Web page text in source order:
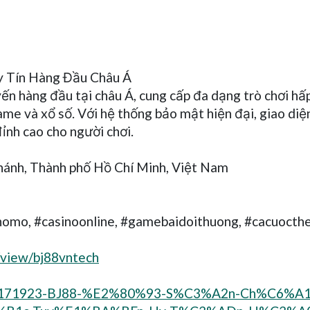
Tín Hàng Đầu Châu Á
hàng đầu tại châu Á, cung cấp đa dạng trò chơi
và xổ số. Với hệ thống bảo mật hiện đại, giao
cao cho người chơi.
Thành phố Hồ Chí Minh, Việt Nam
#casinoonline, #gamebaidoithuong,
bj88vntech
BJ88-%E2%80%93-S%C3%A2n-